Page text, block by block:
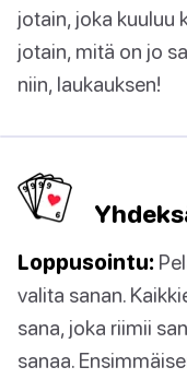
jotain, joka kuuluu
jotain, mitä on jo
niin, laukauksen!
Loppusointu:
valita sanan.
sana, joka riimii
sanaa.